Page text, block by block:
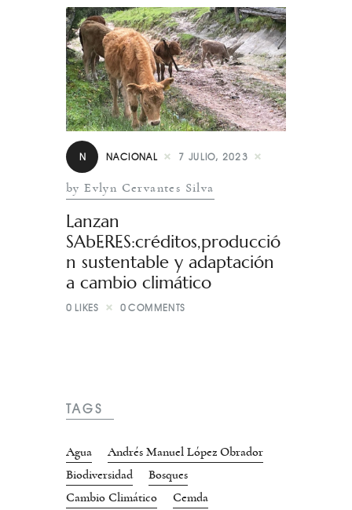
N NACIONAL 7 JULIO, 2023
by Evlyn Cervantes Silva
Lanzan
SAbERES:créditos,producció
n sustentable y adaptación
a cambio climático
0 LIKES 0 COMMENTS
TAGS
Agua
Andrés Manuel López Obrador
Biodiversidad
Bosques
Cambio Climático
Cemda